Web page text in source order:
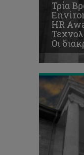
Τρία
HR
Οι
το
της
μας!